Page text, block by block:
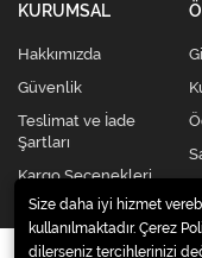
KURUMSAL
Hakkımızda
Güvenlik
Teslimat ve İade
Şartları
Kargo Seçenekleri
Size daha iyi hizmet
kullanılmaktadır. Çerez
dilerseniz tercihlerinizi